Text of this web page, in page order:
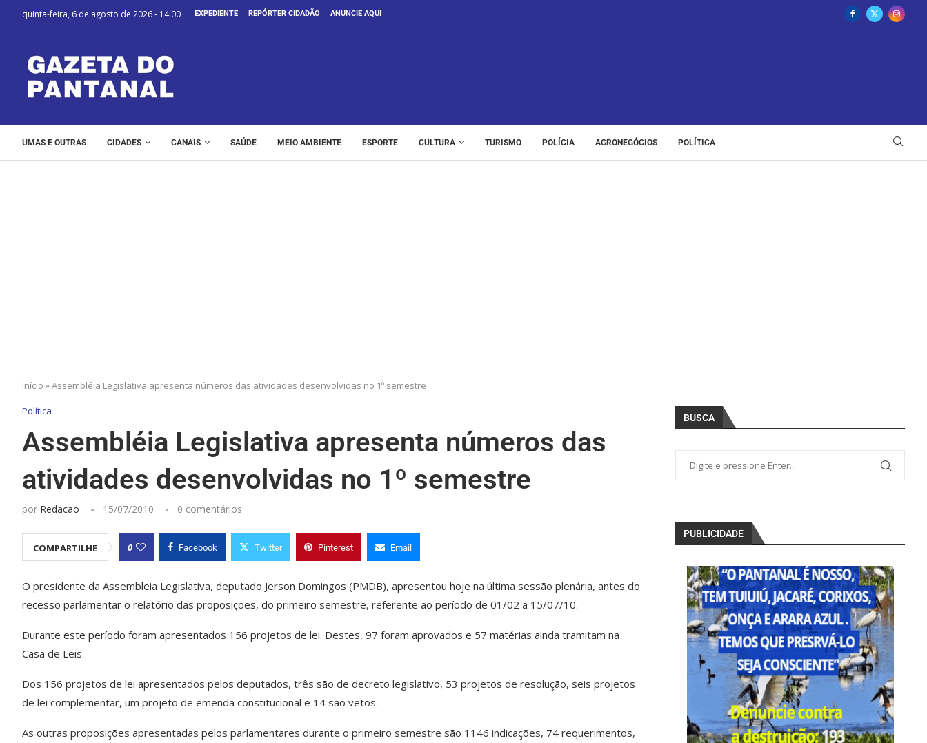
quinta-feira, 6 de agosto de 2026 - 14:00 EXPEDIENTE REPÓRTER CIDADÃO ANUNCIE AQUI
UMAS E OUTRAS CIDADES CANAIS SAÚDE MEIO AMBIENTE ESPORTE CULTURA TURISMO POLÍCIA AGRONEGÓCIOS POLÍTICA
Início »Assembléia Legislativa apresenta números das atividades desenvolvidas no 1º semestre
Política
Assembléia Legislativa apresenta números das
atividades desenvolvidas no 1º semestre
por Redacao 15/07/2010 0 comentários
COMPARTILHE 0 Facebook Twitter Pinterest Email
O presidente da Assembleia Legislativa, deputado Jerson Domingos (PMDB), apresentou hoje na última sessão plenária, antes do
recesso parlamentar o relatório das proposições, do primeiro semestre, referente ao período de 01/02 a 15/07/10.
Durante este período foram apresentados 156 projetos de lei. Destes, 97 foram aprovados e 57 matérias ainda tramitam na
Casa de Leis.
Dos 156 projetos de lei apresentados pelos deputados, três são de decreto legislativo, 53 projetos de resolução, seis projetos
de lei complementar, um projeto de emenda constitucional e 14 são vetos.
As outras proposições apresentadas pelos parlamentares durante o primeiro semestre são 1146 indicações, 74 requerimentos,
BUSCA
PUBLICIDADE